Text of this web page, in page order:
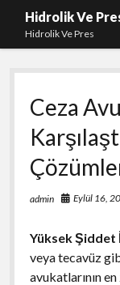
Hidrolik Ve
Hidrolik Ve Pres
Ceza
admin Eylül 16,
Yüksek Şiddet
veya tecavüz
avukatlarının